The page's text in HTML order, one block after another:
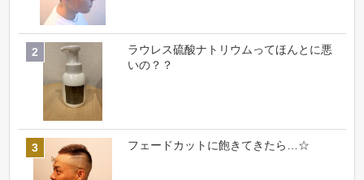
ラウレス硫酸ナトリウムってほんとに悪
いの？？
フェードカットに飽きてきたら…☆